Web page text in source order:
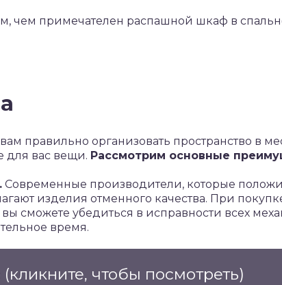
чем примечателен распашной шкаф в
правильно организовать пространство в
для вас вещи. Рассмотрим основные
Современные производители, которые
изделия отменного качества. При
вы сможете убедиться в исправности всех
время.
(кликните, чтобы посмотреть)